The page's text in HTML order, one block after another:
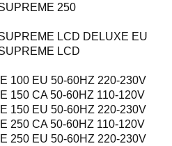
250
LCD DELUXE EU
LCD
100 EU 50-60HZ 220-230V
150 CA 50-60HZ 110-120V
150 EU 50-60HZ 220-230V
250 CA 50-60HZ 110-120V
250 EU 50-60HZ 220-230V